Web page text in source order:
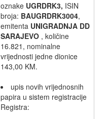
oznake UGRDRK3, ISIN
broja: BAUGRDRK3004,
emitenta UNIGRADNJA DD
SARAJEVO , količine
16.821, nominalne
vrijednosti jedne dionice
143,00 KM.
upis novih vrijednosnih
papira u sistem registracije
Registra: